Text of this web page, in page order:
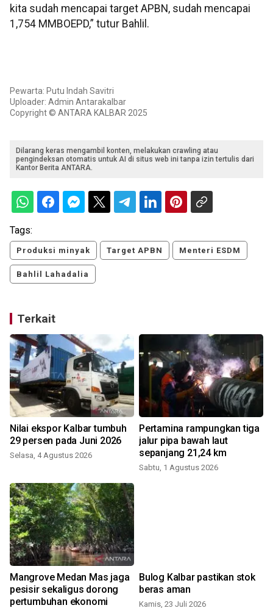
kita sudah mencapai target APBN, sudah mencapai
1,754 MMBOEPD,” tutur Bahlil.
Pewarta: Putu Indah Savitri
Uploader: Admin Antarakalbar
Copyright © ANTARA KALBAR 2025
Dilarang keras mengambil konten, melakukan crawling atau
pengindeksan otomatis untuk AI di situs web ini tanpa izin tertulis dari
Kantor Berita ANTARA.
Tags:
Produksi minyak Target APBN Menteri ESDM
Bahlil Lahadalia
Terkait
Nilai ekspor Kalbar tumbuh
29 persen pada Juni 2026
Selasa, 4 Agustus 2026
Pertamina rampungkan tiga
jalur pipa bawah laut
sepanjang 21,24 km
Sabtu, 1 Agustus 2026
Mangrove Medan Mas jaga
pesisir sekaligus dorong
pertumbuhan ekonomi
Bulog Kalbar pastikan stok
beras aman
Kamis, 23 Juli 2026